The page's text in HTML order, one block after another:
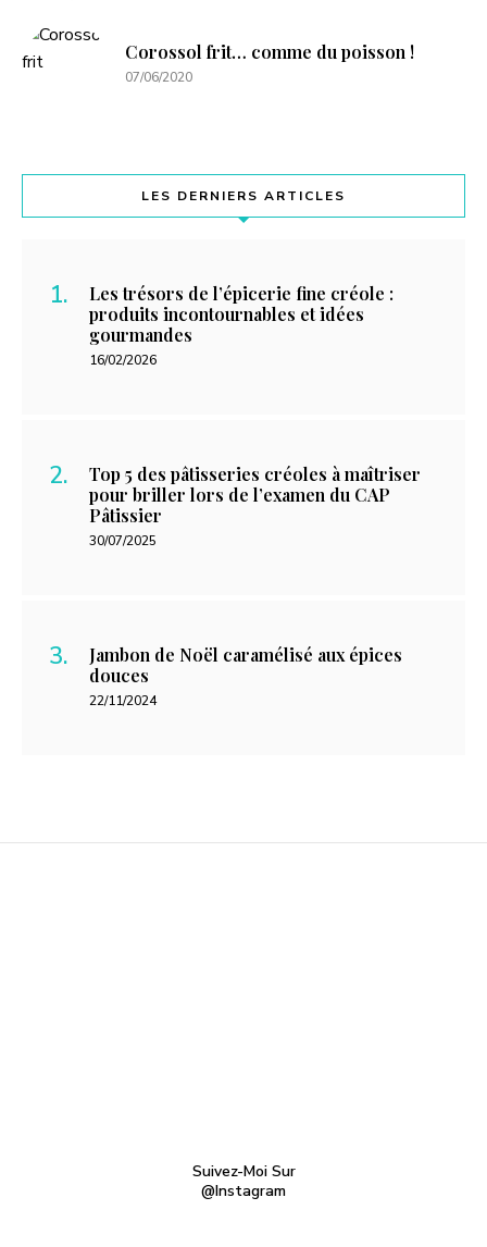
Corossol frit… comme du poisson !
07/06/2020
LES DERNIERS ARTICLES
Les trésors de l’épicerie fine créole :
produits incontournables et idées
gourmandes
16/02/2026
Top 5 des pâtisseries créoles à maîtriser
pour briller lors de l’examen du CAP
Pâtissier
30/07/2025
Jambon de Noël caramélisé aux épices
douces
22/11/2024
Suivez-Moi Sur
@Instagram